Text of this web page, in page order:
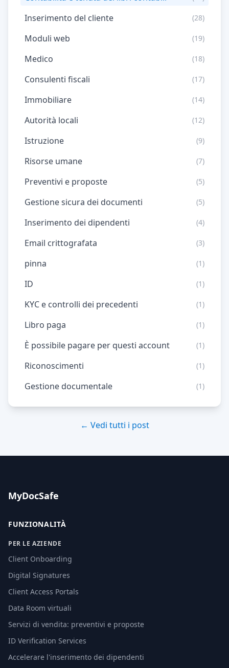
Inserimento del cliente (28)
Moduli web (19)
Medico (18)
Consulenti fiscali (17)
Immobiliare (14)
Autorità locali (12)
Istruzione (9)
Risorse umane (7)
Preventivi e proposte (5)
Gestione sicura dei documenti (5)
Inserimento dei dipendenti (4)
Email crittografata (3)
pinna (1)
ID (1)
KYC e controlli dei precedenti (1)
Libro paga (1)
È possibile pagare per questi account (1)
Riconoscimenti (1)
Gestione documentale (1)
← Vedi tutti i post
MyDocSafe
FUNZIONALITÀ
PER LE AZIENDE
Client Onboarding
Digital Signatures
Client Access Portals
Data Room virtuali
Servizi di vendita: preventivi e proposte
ID Verification Services
Accelerare l'inserimento dei dipendenti